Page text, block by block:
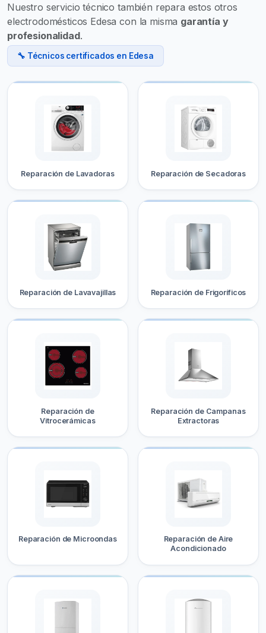
Nuestro servicio técnico también repara estos otros
electrodomésticos Edesa con la misma garantía y
profesionalidad.
🔧 Técnicos certificados en Edesa
Reparación de Lavadoras Reparación de Secadoras
Reparación de Lavavajillas Reparación de Frigoríficos
Reparación de
Vitrocerámicas
Reparación de Campanas
Extractoras
Reparación de Microondas
Reparación de Aire
Acondicionado